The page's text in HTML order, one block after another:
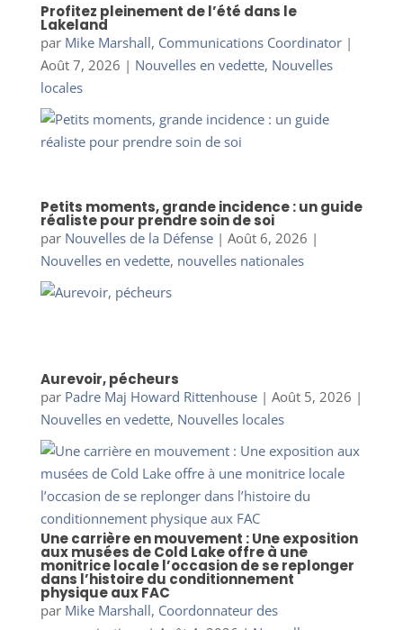
Profitez pleinement de l’été dans le
Lakeland
par Mike Marshall, Communications Coordinator|
Août 7, 2026 | Nouvelles en vedette, Nouvelles
locales
Petits moments, grande incidence : un guide
réaliste pour prendre soin de soi
par Nouvelles de la Défense| Août 6, 2026 |
Nouvelles en vedette, nouvelles nationales
Aurevoir, pécheurs
par Padre Maj Howard Rittenhouse| Août 5, 2026 |
Nouvelles en vedette, Nouvelles locales
Une carrière en mouvement : Une exposition
aux musées de Cold Lake offre à une
monitrice locale l’occasion de se replonger
dans l’histoire du conditionnement
physique aux FAC
par Mike Marshall, Coordonnateur des